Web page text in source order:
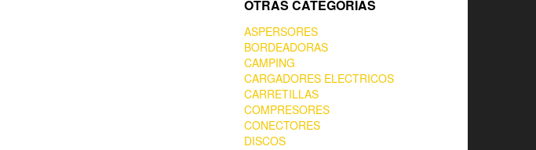
OTRAS CATEGORIAS
ASPERSORES
BORDEADORAS
CAMPING
CARGADORES ELECTRICOS
CARRETILLAS
COMPRESORES
CONECTORES
DISCOS